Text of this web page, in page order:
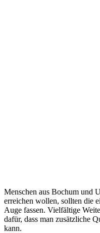
Menschen aus Bochum und
erreichen wollen, sollten die
Auge fassen. Vielfältige
dafür, dass man zusätzliche
kann.